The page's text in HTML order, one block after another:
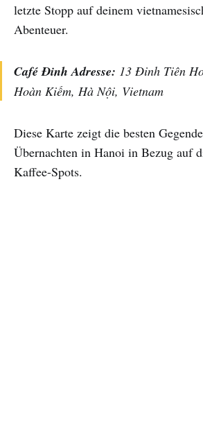
letzte Stopp auf deinem
Abenteuer.
Café Đinh Adresse: 13 Đinh Tiên
Hoàn Kiếm, Hà Nội, Vietnam
Diese Karte zeigt die besten
Übernachten in Hanoi in Bezug auf
Kaffee-Spots.